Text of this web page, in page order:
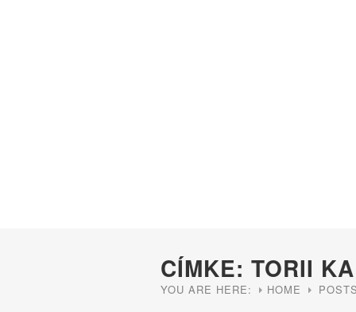
CÍMKE: TORII
YOU ARE HERE: HOME